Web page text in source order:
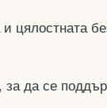
цялостната
да се